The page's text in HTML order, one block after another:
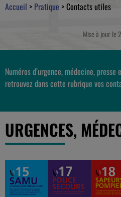
Accueil > Pratique >Contacts utiles
Mise à jour le
Numéros d’urgence, médecine,
retrouvez dans cette rubrique vos
URGENCES,